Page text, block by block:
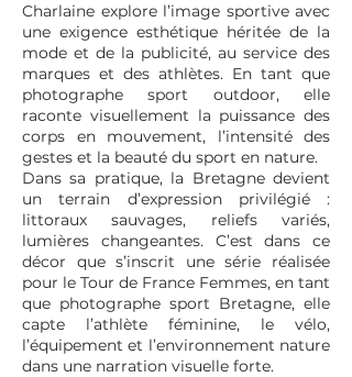
Charlaine explore l’image sportive avec
une exigence esthétique héritée de la
mode et de la publicité, au service des
marques et des athlètes. En tant que
photographe sport outdoor, elle
raconte visuellement la puissance des
corps en mouvement, l’intensité des
gestes et la beauté du sport en nature.
Dans sa pratique, la Bretagne devient
un terrain d’expression privilégié :
littoraux sauvages, reliefs variés,
lumières changeantes. C’est dans ce
décor que s’inscrit une série réalisée
pour le Tour de France Femmes, en tant
que photographe sport Bretagne, elle
capte l’athlète féminine, le vélo,
l’équipement et l’environnement nature
dans une narration visuelle forte.